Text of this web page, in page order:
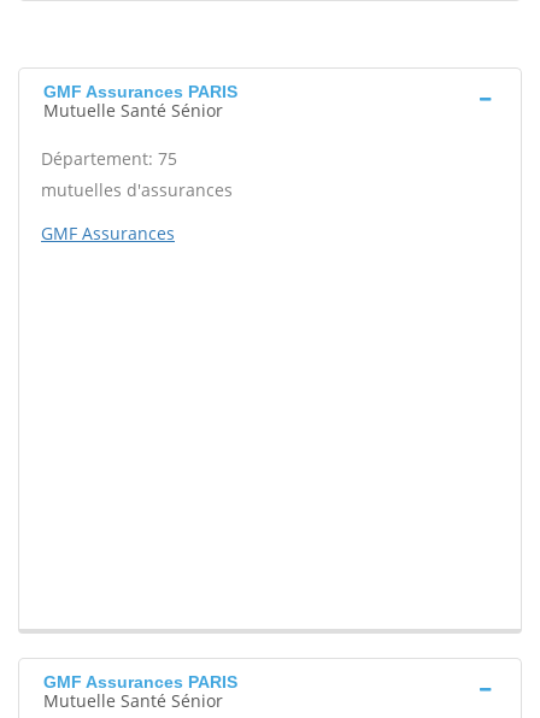
GMF Assurances PARIS
Mutuelle Santé Sénior
Département: 75
mutuelles d'assurances
GMF Assurances
GMF Assurances PARIS
Mutuelle Santé Sénior